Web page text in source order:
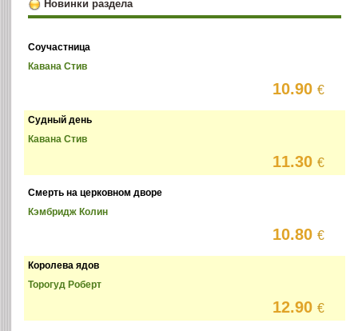
Новинки раздела
Соучастница
Кавана Стив
10.90€
Судный день
Кавана Стив
11.30€
Смерть на церковном дворе
Кэмбридж Колин
10.80€
Королева ядов
Торогуд Роберт
12.90€